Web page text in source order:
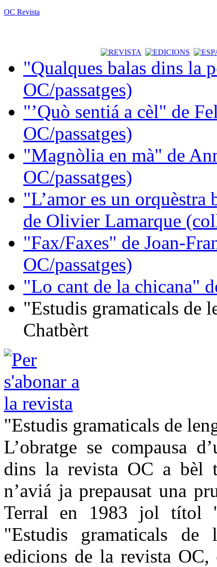
OC Revista
"Qualques balas dins la
OC/passatges)
"’Quò sentiá a cèl" de
OC/passatges)
"Magnòlia en mà" de
OC/passatges)
"L’amor es un orquèstra
de Olivier Lamarque
"Fax/Faxes" de Joan-
OC/passatges)
"Lo cant de la chicana"
"Estudis gramaticals de
Chatbèrt
"Estudis gramaticals de
L’obratge se compausa
dins la revista OC a bèl
n’aviá ja prepausat una
Terral en 1983 jol títol
"Estudis gramaticals de
edicions de la revista OC,